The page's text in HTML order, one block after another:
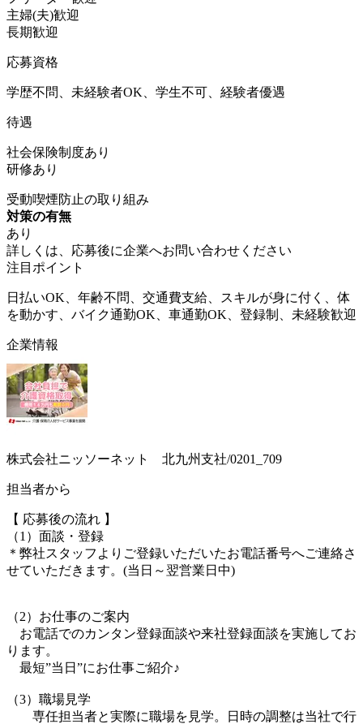
主婦(夫)歓迎
長期歓迎
応募資格
学歴不問、未経験者OK、学生不可、経験者優遇
待遇
社会保険制度あり
研修あり
受動喫煙防止の取り組み
対策の有無
あり
詳しくは、応募後に企業へお問い合わせください
注目ポイント
日払いOK、年齢不問、交通費支給、スキルが身に付く、体
を動かす、バイク通勤OK、車通勤OK、登録制、未経験歓迎
企業情報
株式会社ニッソーネット 北九州支社/0201_709
担当者から
【 応募後の流れ 】
（1）面談・登録
＊弊社スタッフよりご登録いただいたお電話番号へご連絡さ
せていただきます。(当日～翌営業日中)
（2）お仕事のご案内
お電話でのカンタン登録面談や来社登録面談を実施してお
ります。
最短”当日”にお仕事ご紹介♪
（3）職場見学
専任担当者と実際に職場を見学。日時の調整は当社で行